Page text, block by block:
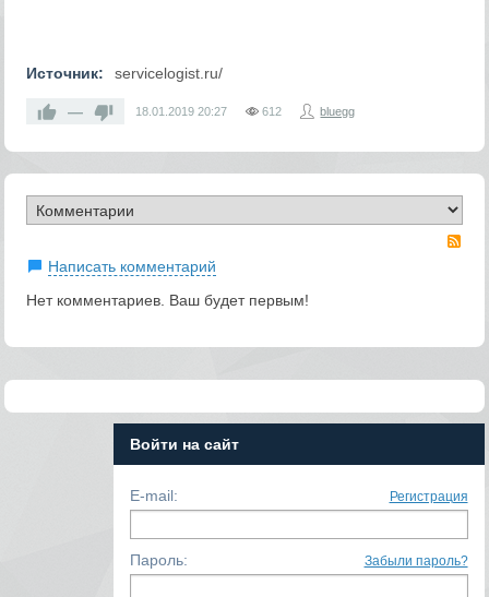
Источник: servicelogist.ru/
— 18.01.2019 20:27 612 bluegg
Написать комментарий
Нет комментариев. Ваш будет первым!
Войти на сайт
E-mail: Регистрация
Пароль: Забыли пароль?